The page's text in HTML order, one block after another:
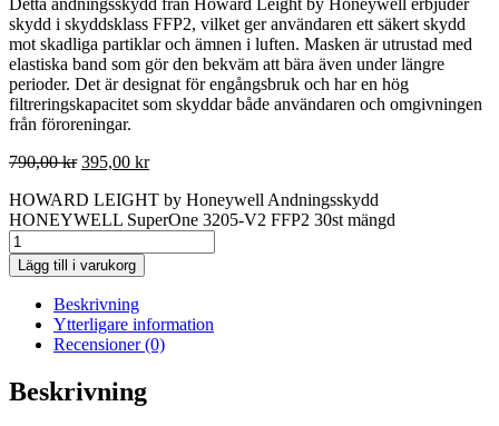
Detta andningsskydd från Howard Leight by Honeywell erbjuder
skydd i skyddsklass FFP2, vilket ger användaren ett säkert skydd
mot skadliga partiklar och ämnen i luften. Masken är utrustad med
elastiska band som gör den bekväm att bära även under längre
perioder. Det är designat för engångsbruk och har en hög
filtreringskapacitet som skyddar både användaren och omgivningen
från föroreningar.
790,00kr 395,00 kr
HOWARD LEIGHT by Honeywell Andningsskydd
HONEYWELL SuperOne 3205-V2 FFP2 30st mängd
Lägg till i varukorg
Beskrivning
Ytterligare information
Recensioner (0)
Beskrivning